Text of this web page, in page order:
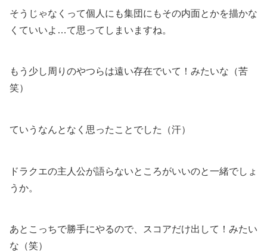
そうじゃなくって個人にも集団にもその内面とかを描かな
くていいよ…て思ってしまいますね。
もう少し周りのやつらは遠い存在でいて！みたいな（苦
笑）
ていうなんとなく思ったことでした（汗）
ドラクエの主人公が語らないところがいいのと一緒でしょ
うか。
あとこっちで勝手にやるので、スコアだけ出して！みたい
な（笑）